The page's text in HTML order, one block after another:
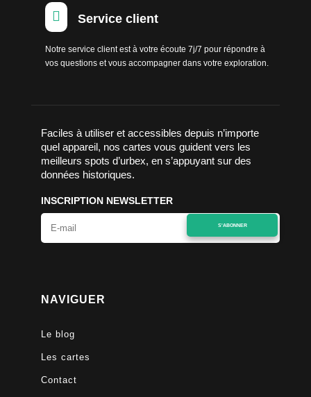
 Service client
Notre service client est à votre écoute 7j/7 pour répondre à
vos questions et vous accompagner dans votre exploration.
Faciles à utiliser et accessibles depuis n’importe
quel appareil, nos cartes vous guident vers les
meilleurs spots d’urbex, en s’appuyant sur des
données historiques.
INSCRIPTION NEWSLETTER
S'ABONNER
NAVIGUER
Le blog
Les cartes
Contact